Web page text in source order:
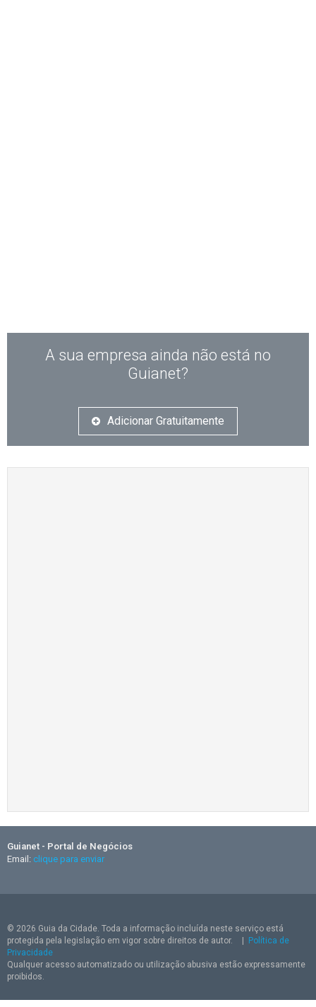
A sua empresa ainda não está no
Guianet?
Adicionar Gratuitamente
Guianet - Portal de Negócios
Email: clique para enviar
© 2026 Guia da Cidade. Toda a informação incluída neste serviço está
protegida pela legislação em vigor sobre direitos de autor.
| Política de
Privacidade
Qualquer acesso automatizado ou utilização abusiva estão expressamente
proibidos.